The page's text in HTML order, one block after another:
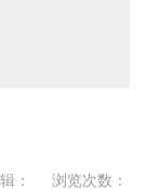
：
浏览次数：